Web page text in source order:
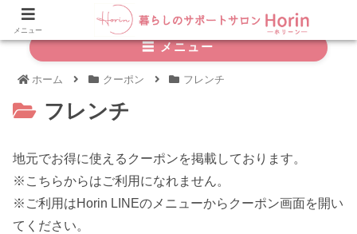
☰ メニュー
ホーム クーポン フレンチ
フレンチ
地元でお得に使えるクーポンを掲載しております。
※こちらからはご利用になれません。
※ご利用はHorin LINEのメニューからクーポン画面を開い
てください。
メニュー